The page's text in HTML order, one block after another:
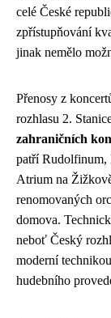
celé České
zpřístupňování
jinak nemělo
Přenosy z
rozhlasu 2.
zahraničních
patří Rudolfinum,
Atrium na
renomovaných
domova.
neboť Český
moderní
hudebního